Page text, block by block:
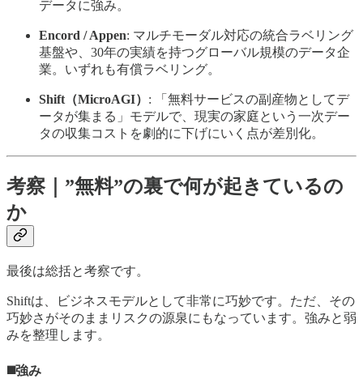
データに強み。
Encord / Appen: マルチモーダル対応の統合ラベリング
基盤や、30年の実績を持つグローバル規模のデータ企
業。いずれも有償ラベリング。
Shift（MicroAGI） : 「無料サービスの副産物としてデ
ータが集まる」モデルで、現実の家庭という一次デー
タの収集コストを劇的に下げにいく点が差別化。
考察｜”無料”の裏で何が起きているの
か
最後は総括と考察です。
Shiftは、ビジネスモデルとして非常に巧妙です。ただ、その
巧妙さがそのままリスクの源泉にもなっています。強みと弱
みを整理します。
◼️強み